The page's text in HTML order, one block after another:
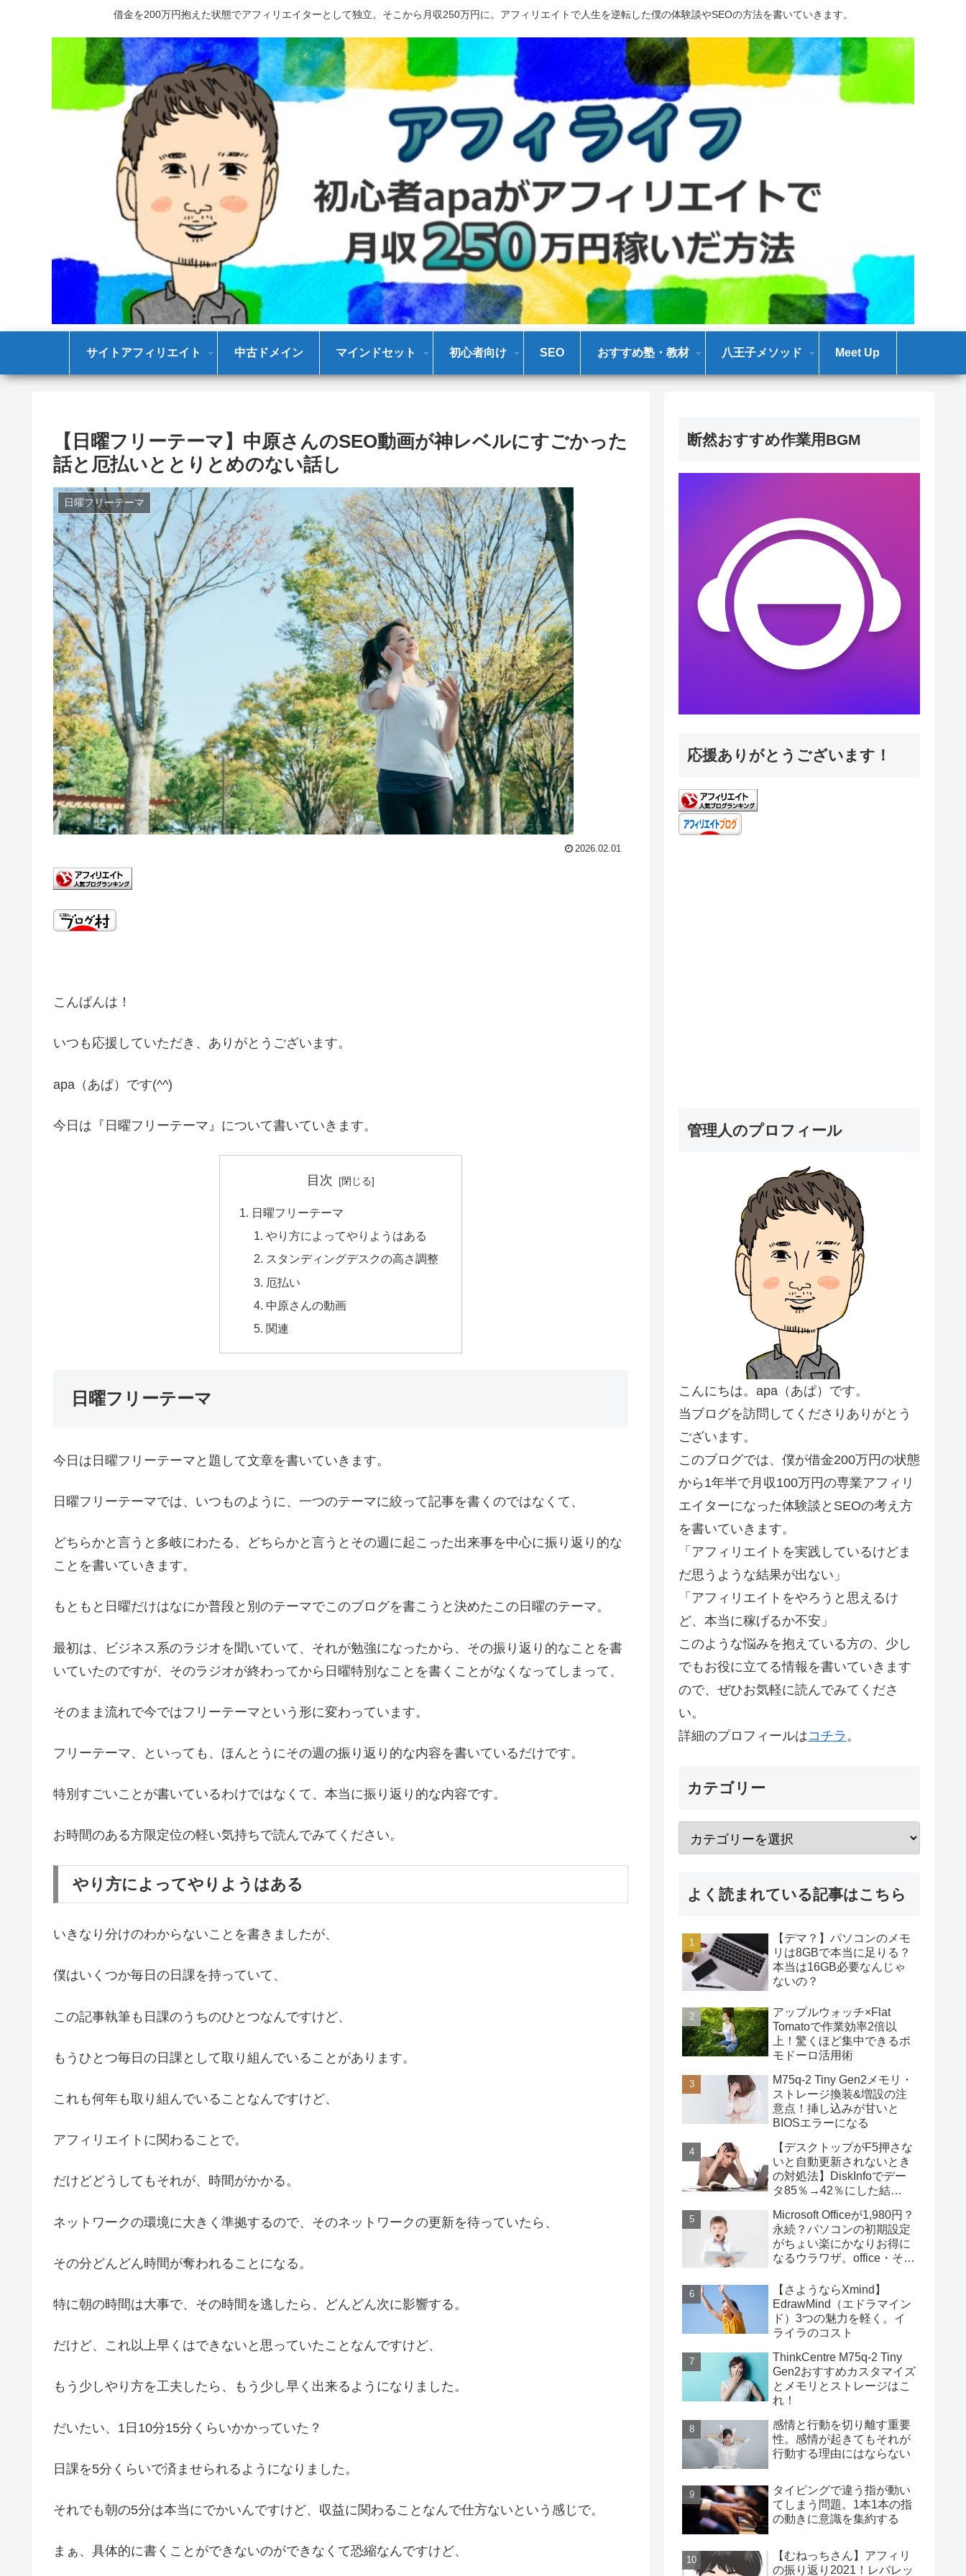
借金を200万円抱えた状態でアフィリエイターとして独立。そこから月収250万円に。アフィリエイトで人生を逆転した僕の体験談やSEOの方法を書いていきます。
サイトアフィリエイト 中古ドメイン マインドセット 初心者向け SEO おすすめ塾・教材 八王子メソッド Meet Up
【日曜フリーテーマ】中原さんのSEO動画が神レベルにすごかった
話と厄払いととりとめのない話し
日曜フリーテーマ
2026.02.01
こんばんは！
いつも応援していただき、ありがとうございます。
apa（あぱ）です(^^)
今日は『日曜フリーテーマ』について書いていきます。
目次
日曜フリーテーマ
やり方によってやりようはある
スタンディングデスクの高さ調整
厄払い
中原さんの動画
関連
日曜フリーテーマ
今日は日曜フリーテーマと題して文章を書いていきます。
日曜フリーテーマでは、いつものように、一つのテーマに絞って記事を書くのではなくて、
どちらかと言うと多岐にわたる、どちらかと言うとその週に起こった出来事を中心に振り返り的な
ことを書いていきます。
もともと日曜だけはなにか普段と別のテーマでこのブログを書こうと決めたこの日曜のテーマ。
最初は、ビジネス系のラジオを聞いていて、それが勉強になったから、その振り返り的なことを書
いていたのですが、そのラジオが終わってから日曜特別なことを書くことがなくなってしまって、
そのまま流れで今ではフリーテーマという形に変わっています。
フリーテーマ、といっても、ほんとうにその週の振り返り的な内容を書いているだけです。
特別すごいことが書いているわけではなくて、本当に振り返り的な内容です。
お時間のある方限定位の軽い気持ちで読んでみてください。
やり方によってやりようはある
いきなり分けのわからないことを書きましたが、
僕はいくつか毎日の日課を持っていて、
この記事執筆も日課のうちのひとつなんですけど、
もうひとつ毎日の日課として取り組んでいることがあります。
これも何年も取り組んでいることなんですけど、
アフィリエイトに関わることで。
だけどどうしてもそれが、時間がかかる。
ネットワークの環境に大きく準拠するので、そのネットワークの更新を待っていたら、
その分どんどん時間が奪われることになる。
特に朝の時間は大事で、その時間を逃したら、どんどん次に影響する。
だけど、これ以上早くはできないと思っていたことなんですけど、
もう少しやり方を工夫したら、もう少し早く出来るようになりました。
だいたい、1日10分15分くらいかかっていた？
日課を5分くらいで済ませられるようになりました。
それでも朝の5分は本当にでかいんですけど、収益に関わることなんで仕方ないという感じで。
まぁ、具体的に書くことができないのができなくて恐縮なんですけど、
断然おすすめ作業用BGM
応援ありがとうございます！
管理人のプロフィール
こんにちは。apa（あぱ）です。
当ブログを訪問してくださりありがとう
ございます。
このブログでは、僕が借金200万円の状態
から1年半で月収100万円の専業アフィリ
エイターになった体験談とSEOの考え方
を書いていきます。
「アフィリエイトを実践しているけどま
だ思うような結果が出ない」
「アフィリエイトをやろうと思えるけ
ど、本当に稼げるか不安」
このような悩みを抱えている方の、少し
でもお役に立てる情報を書いていきます
ので、ぜひお気軽に読んでみてくださ
い。
詳細のプロフィールはコチラ 。
カテゴリー
よく読まれている記事はこちら
【デマ？】パソコンのメモ
リは8GBで本当に足りる？
本当は16GB必要なんじゃ
ないの？
アップルウォッチ×Flat
Tomatoで作業効率2倍以
上！驚くほど集中できるポ
モドーロ活用術
M75q-2 Tiny Gen2メモリ・
ストレージ換装&増設の注
意点！挿し込みが甘いと
BIOSエラーになる
【デスクトップがF5押さな
いと自動更新されないとき
の対処法】DiskInfoでデー
タ85％→42％にした結
Microsoft Officeが1,980円？
永続？パソコンの初期設定
がちょい楽にかなりお得に
なるウラワザ。office・その
【さようならXmind】
EdrawMind（エドラマイン
ド）3つの魅力を軽く。イ
ライラのコスト
ThinkCentre M75q-2 Tiny
Gen2おすすめカスタマイズ
とメモリとストレージはこ
れ！
感情と行動を切り離す重要
性。感情が起きてもそれが
行動する理由にはならない
タイピングで違う指が動い
てしまう問題。1本1本の指
の動きに意識を集約する
【むねっちさん】アフィリ
の振り返り2021！レバレッ